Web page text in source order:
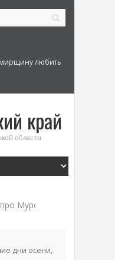
любить
край
области
Муром: «Былинный
дни осени,